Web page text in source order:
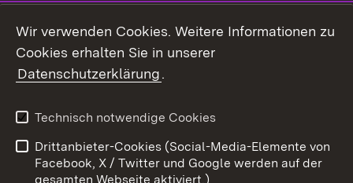
Kontakt
Barrierefreiheit
Impressum
Cookies
Wir verwenden Cookies. Weitere Informationen zu
Cookies erhalten Sie in unserer
Datenschutzerklärung.
Technisch notwendige Cookies
Drittanbieter-Cookies (Social-Media-Elemente von
Facebook, X / Twitter und Google werden auf der
gesamten Webseite aktiviert.)